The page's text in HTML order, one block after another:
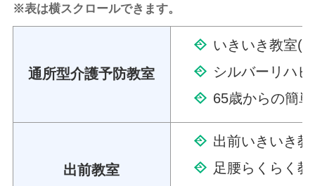
※表は横スクロールできます。
通所型介護予防教室
いきいき教室
シルバーリハ
65歳からの簡
出前教室
出前いきいき教
足腰らくらく教